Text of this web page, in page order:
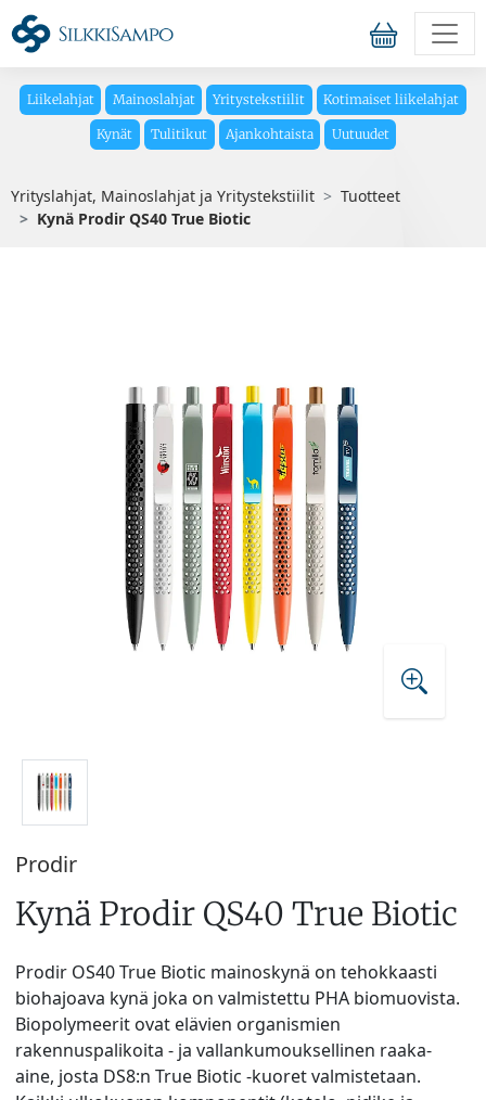
Liikelahjat Mainoslahjat Yritystekstiilit Kotimaiset liikelahjat
Kynät Tulitikut Ajankohtaista Uutuudet
Yrityslahjat, Mainoslahjat ja Yritystekstiilit
Tuotteet
Kynä Prodir QS40 True Biotic
Prodir
Kynä Prodir QS40 True Biotic
Prodir OS40 True Biotic mainoskynä on tehokkaasti
biohajoava kynä joka on valmistettu PHA biomuovista.
Biopolymeerit ovat elävien organismien
rakennuspalikoita - ja vallankumouksellinen raaka-
aine, josta DS8:n True Biotic -kuoret valmistetaan.